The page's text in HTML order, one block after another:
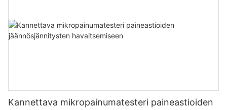
Kannettava mikropainumatesteri paineastioiden